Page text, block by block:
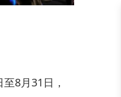
8月31日，